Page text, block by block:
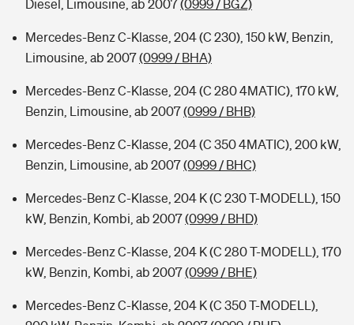
Diesel, Limousine, ab 2007 (0999 / BGZ)
Mercedes-Benz C-Klasse, 204 (C 230), 150 kW, Benzin,
Limousine, ab 2007(0999 / BHA)
Mercedes-Benz C-Klasse, 204 (C 280 4MATIC), 170 kW,
Benzin, Limousine, ab 2007(0999 / BHB)
Mercedes-Benz C-Klasse, 204 (C 350 4MATIC), 200 kW,
Benzin, Limousine, ab 2007(0999 / BHC)
Mercedes-Benz C-Klasse, 204 K (C 230 T-MODELL), 150
kW, Benzin, Kombi, ab 2007(0999 / BHD)
Mercedes-Benz C-Klasse, 204 K (C 280 T-MODELL), 170
kW, Benzin, Kombi, ab 2007(0999 / BHE)
Mercedes-Benz C-Klasse, 204 K (C 350 T-MODELL),